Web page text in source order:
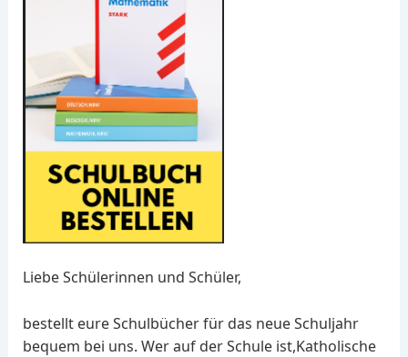
Liebe Schülerinnen und Schüler,
bestellt eure Schulbücher für das neue Schuljahr
bequem bei uns. Wer auf der Schule ist,Katholische